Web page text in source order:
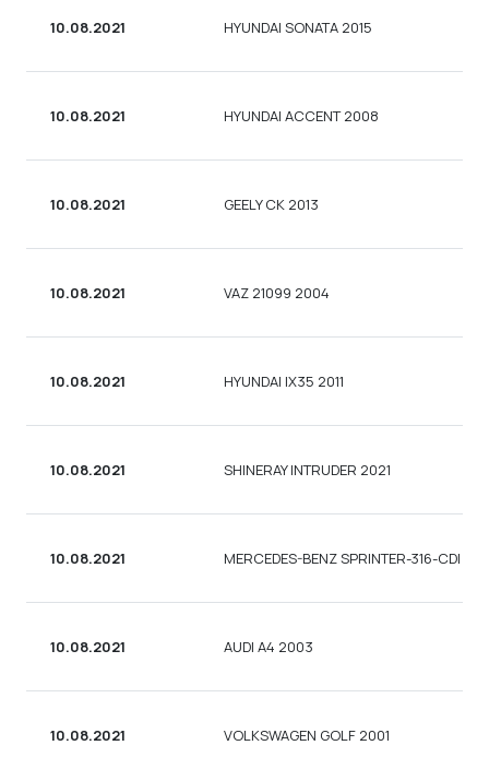
10.08.2021 HYUNDAI SONATA 2015
10.08.2021 HYUNDAI ACCENT 2008
10.08.2021 GEELY CK 2013
10.08.2021 VAZ 21099 2004
10.08.2021 HYUNDAI IX35 2011
10.08.2021 SHINERAY INTRUDER 2021
10.08.2021 MERCEDES-BENZ SPRINTER-316-CDI
10.08.2021 AUDI A4 2003
10.08.2021 VOLKSWAGEN GOLF 2001